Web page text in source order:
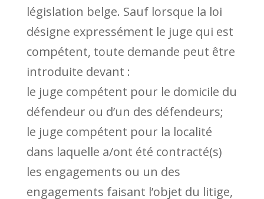
législation belge. Sauf lorsque la loi
désigne expressément le juge qui est
compétent, toute demande peut être
introduite devant :
le juge compétent pour le domicile du
défendeur ou d’un des défendeurs;
le juge compétent pour la localité
dans laquelle a/ont été contracté(s)
les engagements ou un des
engagements faisant l’objet du litige,